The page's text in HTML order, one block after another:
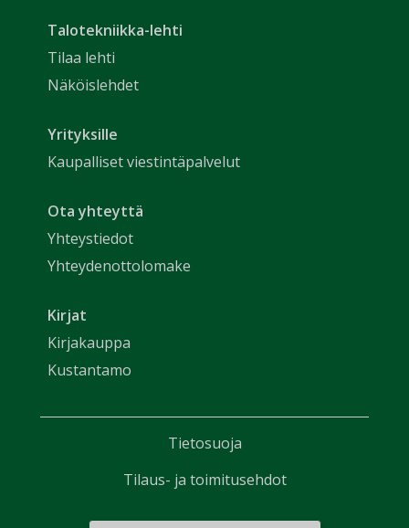
Talotekniikka-lehti
Tilaa lehti
Näköislehdet
Yrityksille
Kaupalliset viestintäpalvelut
Ota yhteyttä
Yhteystiedot
Yhteydenottolomake
Kirjat
Kirjakauppa
Kustantamo
Tietosuoja
Tilaus- ja toimitusehdot